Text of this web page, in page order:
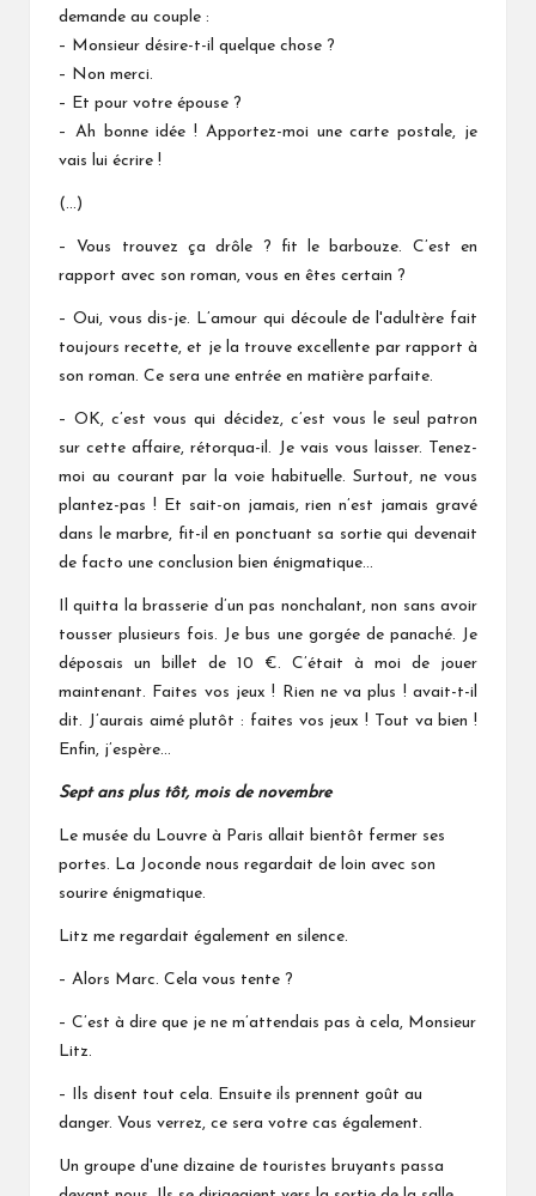
demande au couple :
– Monsieur désire-t-il quelque chose ?
– Non merci.
– Et pour votre épouse ?
– Ah bonne idée ! Apportez-moi une carte postale, je
vais lui écrire !
(…)
– Vous trouvez ça drôle ? fit le barbouze. C’est en
rapport avec son roman, vous en êtes certain ?
– Oui, vous dis-je. L’amour qui découle de l'adultère fait
toujours recette, et je la trouve excellente par rapport à
son roman. Ce sera une entrée en matière parfaite.
– OK, c’est vous qui décidez, c’est vous le seul patron
sur cette affaire, rétorqua-il. Je vais vous laisser. Tenez-
moi au courant par la voie habituelle. Surtout, ne vous
plantez-pas ! Et sait-on jamais, rien n’est jamais gravé
dans le marbre, fit-il en ponctuant sa sortie qui devenait
de facto une conclusion bien énigmatique…
Il quitta la brasserie d’un pas nonchalant, non sans avoir
tousser plusieurs fois. Je bus une gorgée de panaché. Je
déposais un billet de 10 €. C’était à moi de jouer
maintenant. Faites vos jeux ! Rien ne va plus ! avait-t-il
dit. J’aurais aimé plutôt : faites vos jeux ! Tout va bien !
Enfin, j’espère…
Sept ans plus tôt, mois de novembre
Le musée du Louvre à Paris allait bientôt fermer ses
portes. La Joconde nous regardait de loin avec son
sourire énigmatique.
Litz me regardait également en silence.
– Alors Marc. Cela vous tente ?
– C’est à dire que je ne m’attendais pas à cela, Monsieur
Litz.
– Ils disent tout cela. Ensuite ils prennent goût au
danger. Vous verrez, ce sera votre cas également.
Un groupe d'une dizaine de touristes bruyants passa